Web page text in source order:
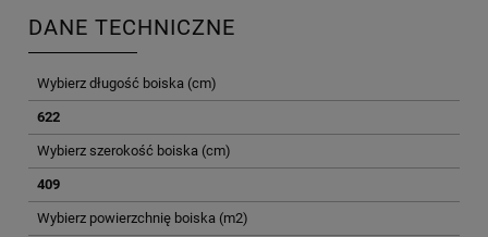
DANE TECHNICZNE
Wybierz długość boiska (cm)
622
Wybierz szerokość boiska (cm)
409
Wybierz powierzchnię boiska (m2)